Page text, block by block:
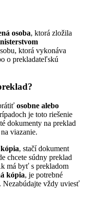
osoba, ktorá zložila
ktorá vykonáva
o prekladateľskú
osobne alebo
je toto riešenie
dokumenty na preklad
viazanie.
, stačí dokument
chcete súdny preklad
má byť s prekladom
kópia, je potrebné
Nezabúdajte vždy uviesť